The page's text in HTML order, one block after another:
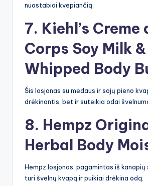
nuostabiai kvepiančią.
7. Kiehl’s Creme
Corps Soy Milk
Whipped Body
Šis losjonas su medaus ir sojų pieno
drėkinantis, bet ir suteikia odai
8. Hempz
Herbal Body
Hempz losjonas, pagamintas iš kanapių
turi švelnų kvapą ir puikiai drėkina odą.